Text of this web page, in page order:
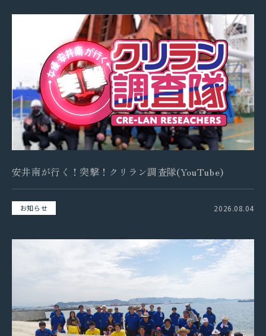
地元サポートチーム
お知らせ
拓海ペーパークラフト
採用情報
安井南が行く！突撃！クリラン調査隊(YouTube)
お知らせ 2026.08.04